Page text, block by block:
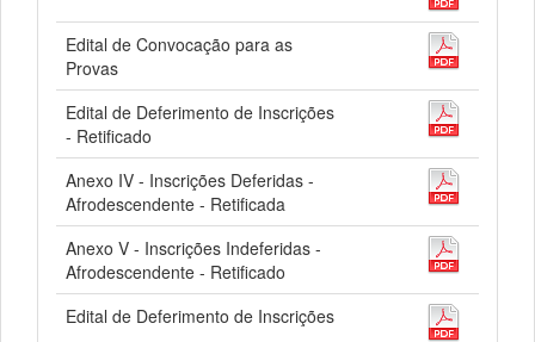
Edital de Convocação para as
Provas
Edital de Deferimento de Inscrições
- Retificado
Anexo IV - Inscrições Deferidas -
Afrodescendente - Retificada
Anexo V - Inscrições Indeferidas -
Afrodescendente - Retificado
Edital de Deferimento de Inscrições